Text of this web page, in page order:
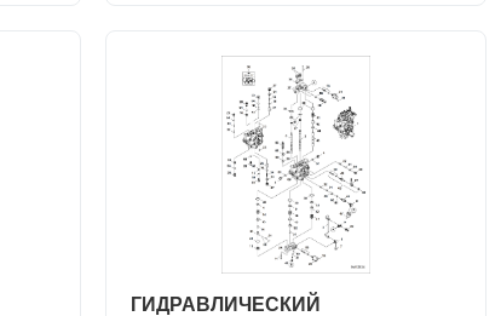
ГИДРАВЛИЧЕСКИЙ